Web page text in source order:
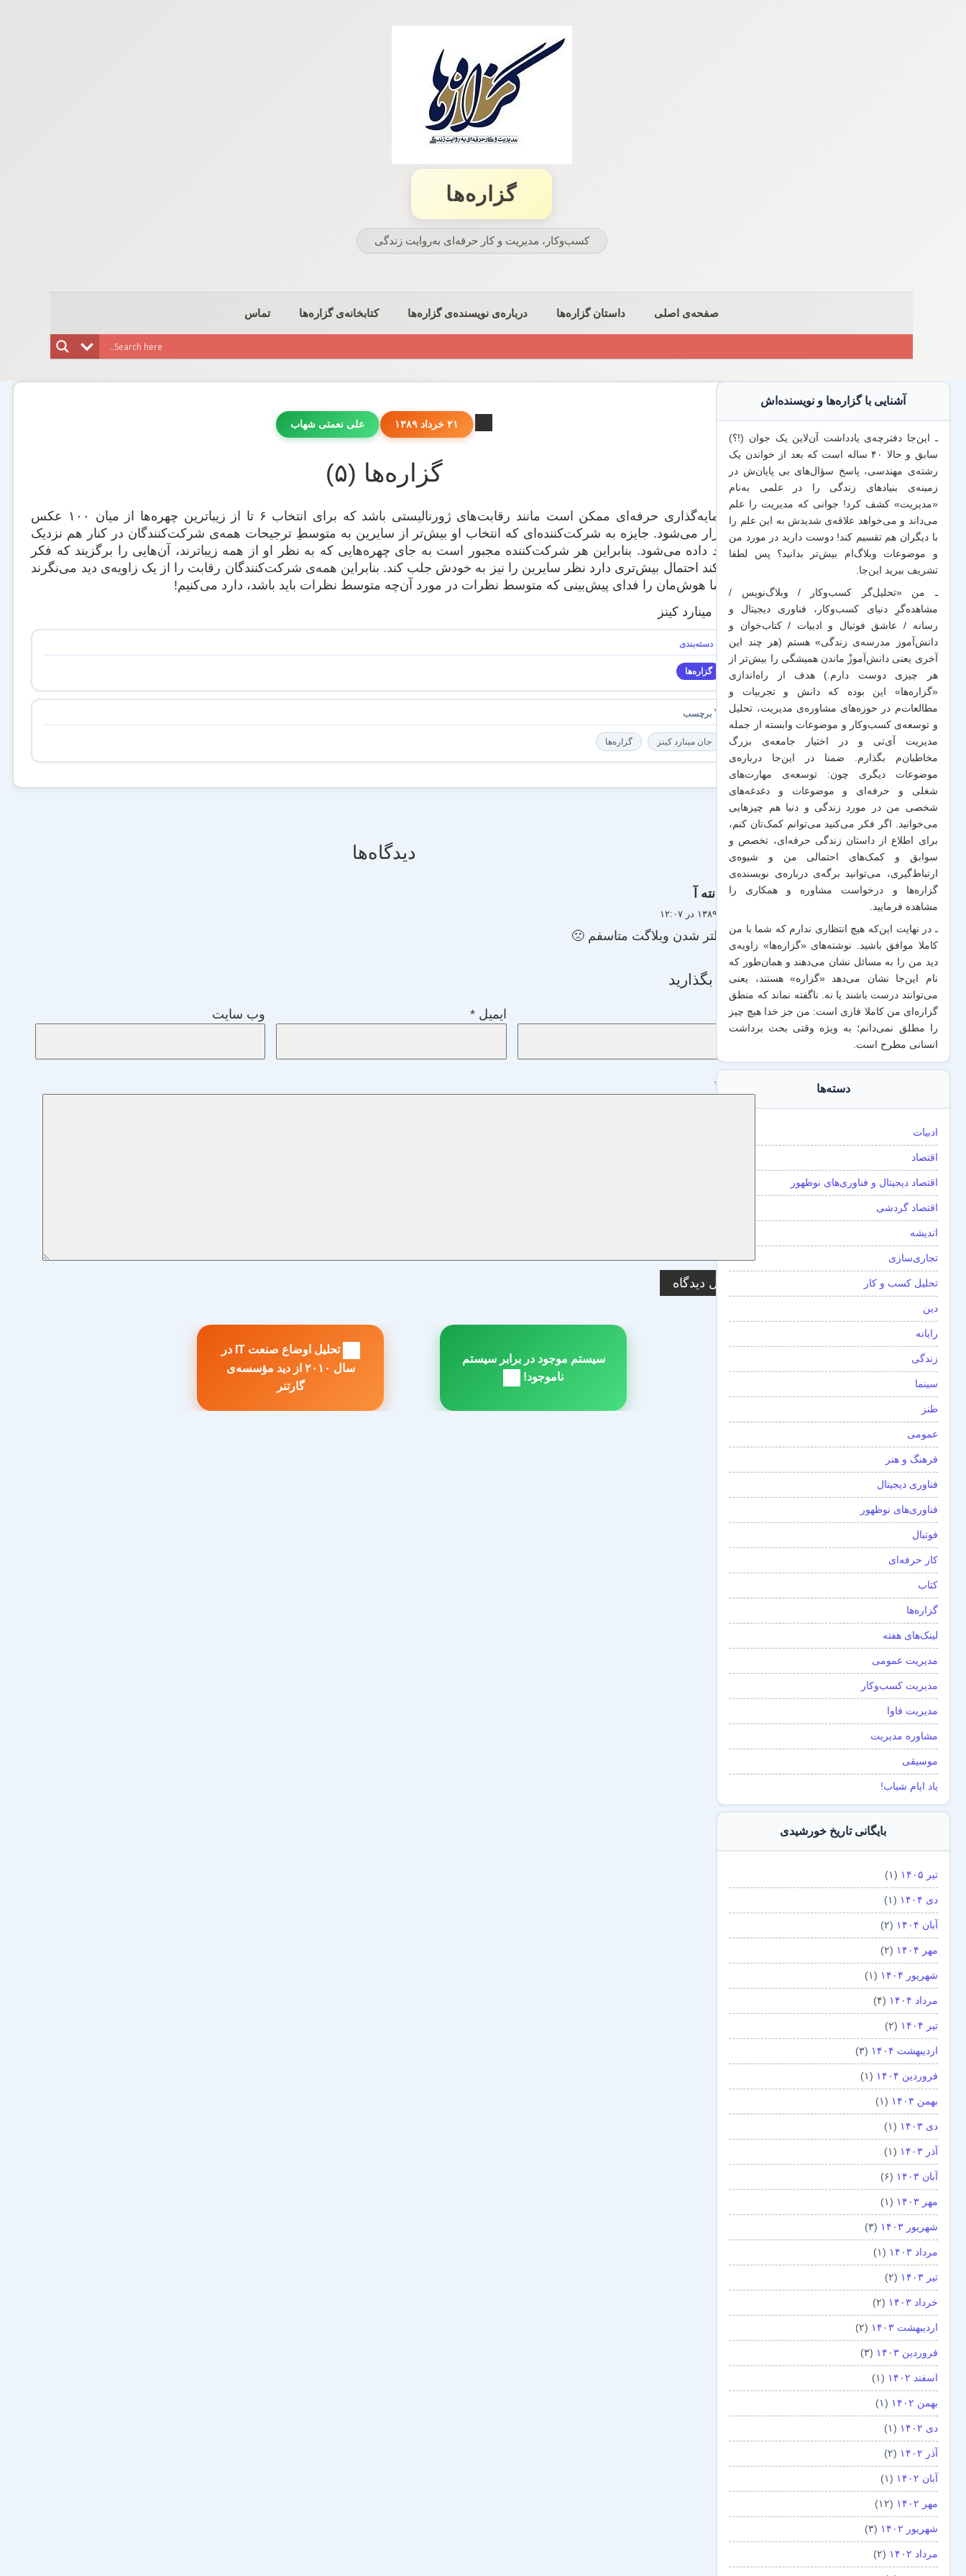
گزاره‌ها
کسب‌وکار، مدیریت و كار حرفه‌ای به‌روایت زندگی
صفحه‌ی اصلی داستان گزاره‌ها درباره‌ی نویسنده‌ی گزاره‌ها کتابخانه‌ی گزاره‌ها تماس
۲۱ خرداد ۱۳۸۹ علی نعمتی شهاب
گزاره‌ها (۵)
سرمایه‌گذاری حرفه‌ای ممکن است مانند رقابت‌های ژورنالیستی باشد که برای انتخاب ۶ تا از زیباترین چهره‌ها از میان ۱۰۰ عکس
برگزار می‌شود. جایزه به شرکت‌کننده‌ای که انتخاب او بیش‌تر از سایرین به متوسطِ ترجیحات همه‌ی شرکت‌کنندگان در کنار هم نزدیک
باشد داده می‌شود. بنابراین هر شرکت‌کننده مجبور است به جای چهره‌هایی که به نظر او از همه زیباترند، آن‌هایی را برگزیند که فکر
می‌کند احتمال بیش‌تری دارد نظر سایرین را نیز به خودش جلب کند. بنابراین همه‌ی شرکت‌کنندگان رقابت را از یک زاویه‌ی دید می‌نگرند
… ما هوش‌مان را فدای پیش‌بینی که متوسط نظرات در مورد آن‌چه متوسط نظرات باید باشد، دارد می‌کنیم!
جان مینارد کینز
گزاره‌ها
جان مینارد کینز گزاره‌ها
دیدگاه‌ها
پانته آ
بابت فیلتر شدن وبلاگت متاسفم 🙁
دیدگاه بگذارید
نام* ایمیل* وب‌ سایت
*
راهبری
مطلب
قبلی:
تحلیل اوضاع صنعت IT در
سال ۲۰۱۰ از دید مؤسسه‌ی
گارتنر
مطلب
سیستم موجود در برابر سیستم
ناموجود!
آشنایی با گزاره‌ها و نویسنده‌اش
ـ این‌جا دفترچه‌ی یادداشت‌ آن‌لاین یک جوان (!؟)
سابق و حالا ۴۰ ساله است که بعد از خواندن یک
رشته‌ی مهندسی، پاسخ سؤال‌های بی پایان‌ش در
زمینه‌ی بنیادهای زندگی را در علمی به‌نام
«مدیریت» کشف کرد! جوانی که مدیریت را علم
می‌داند و می‌خواهد علاقه‌ی شدیدش به این علم را
بادیگران همتقسیم کند! دوست دارید در مورد من
و موضوعات وبلاگ‌ام بیش‌تر بدانید؟ پس لطفا
تشریف ببرید این‌جا.
ـ من «تحلیل‌گر کسب‌وکار / وبلاگ‌نویس /
مشاهده‌گرِ دنیای کسب‌وکار، فناوری دیجیتال و
رسانه / عاشق فوتبال و ادبیات / کتاب‌خوان و
دانش‌آموز مدرسه‌ی زندگی» هستم (هر چند این
آخری یعنی دانش‌آموزْ ماندن همیشگی را بیش‌تر از
هر چیزی دوست دارم.) هدف از راه‌اندازی
«گزاره‌ها» این بوده که دانش و تجربیات‌ و
مطالعات‌م در حوزه‌های مشاوره‌ی مدیریت، تحلیل
و توسعه‌ی کسب‌وکار و موضوعات وابسته از جمله
مدیریت آی‌تی و در اختیار جامعه‌ی بزرگ
مخاطبان‌م بگذارم. ضمنا در این‌جا درباره‌ی
موضوعات دیگری چون: توسعه‌ی مهارت‌های
شغلی و حرفه‌ای و موضوعات و دغدغه‌های
شخصی من در مورد زندگی و دنیا هم چیزهایی
می‌خوانید. اگر فکر می‌کنید می‌توانم کمک‌تان کنم،
برای اطلاع از داستان زندگی حرفه‌ای، تخصص و
سوابق و کمک‌های احتمالی من و شیو‌ه‌ی
ارتباط‌گیری، می‌توانید برگه‌یدرباره‌ی نویسنده‌ی
گزاره‌ها و درخواست مشاوره و همکاری را
مشاهده فرمایید.
ـ در نهایت این‌که هیچ انتظاری ندارم که شما با من
کاملا موافق باشید. نوشته‌های «گزاره‌ها» زاویه‌ی
دید من را به مسائل نشان می‌دهند و همان‌طور که
نام این‌جا نشان می‌دهد «گزاره‌» هستند، یعنی
می‌توانند درست باشند یا نه. ناگفته نماند که منطق
گزاره‌ای من کاملا فازی است: من جز خدا هیچ چیز
را مطلق نمی‌دانم؛ به ویژه وقتی بحث برداشت
انسانی مطرح است.
دسته‌ها
ادبیات
اقتصاد
اقتصاد دیجیتال و فناوری‌های نوظهور
اقتصاد گردشی
اندیشه
تجاری‌سازی
تحلیل کسب و کار
دین
رایانه
زندگی
سینما
طنز
عمومی
فرهنگ و هنر
فناوری دیجیتال
فناوری‌های نوظهور
فوتبال
کار حرفه‌ای
کتاب
گزاره‌ها
لینک‌های هفته
مدیریت عمومی
مدیریت کسب‌و‌کار
مدیریت فاوا
مشاوره مدیریت
موسیقی
یاد ایام شباب!
بایگانی تاریخ خورشیدی
تیر ۱۴۰۵ (۱)
دی ۱۴۰۴ (۱)
آبان ۱۴۰۴ (۲)
مهر ۱۴۰۴ (۲)
شهریور ۱۴۰۴ (۱)
مرداد ۱۴۰۴ (۴)
تیر ۱۴۰۴ (۲)
اردیبهشت ۱۴۰۴ (۳)
فروردین ۱۴۰۴ (۱)
بهمن ۱۴۰۳ (۱)
دی ۱۴۰۳ (۱)
آذر ۱۴۰۳ (۱)
آبان ۱۴۰۳ (۶)
مهر ۱۴۰۳ (۱)
شهریور ۱۴۰۳ (۳)
مرداد ۱۴۰۳ (۱)
تیر ۱۴۰۳ (۲)
خرداد ۱۴۰۳ (۲)
اردیبهشت ۱۴۰۳ (۲)
فروردین ۱۴۰۳ (۳)
اسفند ۱۴۰۲ (۱)
بهمن ۱۴۰۲ (۱)
دی ۱۴۰۲ (۱)
آذر ۱۴۰۲ (۲)
آبان ۱۴۰۲ (۱)
مهر ۱۴۰۲ (۱۲)
شهریور ۱۴۰۲ (۳)
مرداد ۱۴۰۲ (۲)